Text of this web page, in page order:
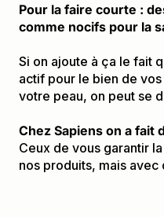
Pour la faire courte :
comme nocifs pour la
Si on ajoute à ça le fait
actif pour le bien de
votre peau, on peut se
Chez Sapiens on a fait
Ceux de vous garantir
nos produits, mais